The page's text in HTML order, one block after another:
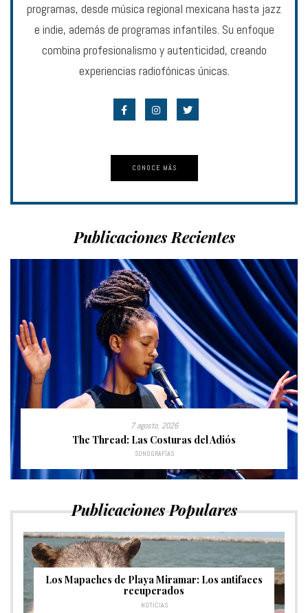
programas, desde música regional mexicana hasta jazz
e indie, además de programas infantiles. Su enfoque
combina profesionalismo y autenticidad, creando
experiencias radiofónicas únicas.
CONOCE MÁS
Publicaciones Recientes
7 agosto, 2026
The Thread: Las Costuras del Adiós
SONOGRAFÍAS
Publicaciones Populares
Los Mapaches de Playa Miramar: Los antifaces
recuperados
NOTICIAS